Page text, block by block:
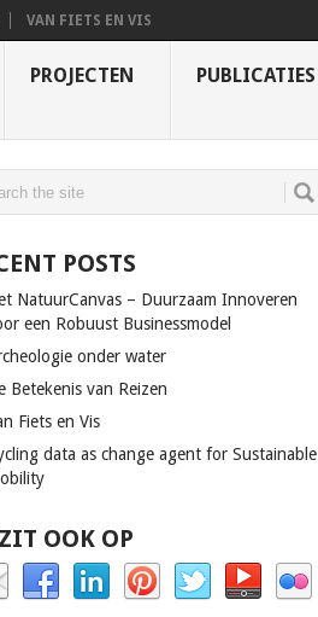
VAN FIETS EN VIS
PROJECTEN PUBLICATIES
POSTS
NatuurCanvas – Duurzaam Innoveren
een Robuust Businessmodel
onder water
Betekenis van Reizen
Fiets en Vis
data as change agent for Sustainable
OOK OP